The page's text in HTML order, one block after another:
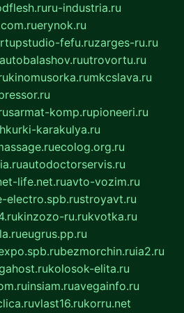
ru-industria.ru
erynok.ru
fefu.ruzarges-ru.ru
autobalashov.ruutrovortu.ru
kinomusorka.rumkcslava.ru
sarmat-komp.rupioneeri.ru
karakulya.ru
ecolog.org.ru
autodoctorservis.ru
life.net.ruavto-vozim.ru
electro.spb.rustroyavt.ru
kinzozo-ru.rukvotka.ru
eugrus.pp.ru
bezmorchin.ruia2.ru
kolosok-elita.ru
insiam.ruavegainfo.ru
vlast16.rukorru.net